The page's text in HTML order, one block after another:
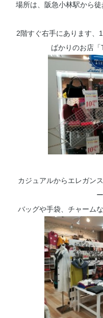
場所は、阪急小林駅から徒
2階すぐ右手にあります、
ばかりのお店「
カジュアルからエレガン
バッグや手袋、チャーム